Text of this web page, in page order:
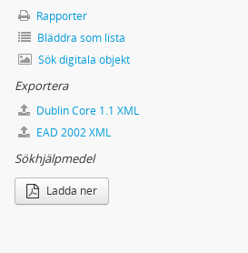
Rapporter
Bläddra som lista
Sök digitala objekt
Exportera
Dublin Core 1.1 XML
EAD 2002 XML
Sökhjälpmedel
Ladda ner